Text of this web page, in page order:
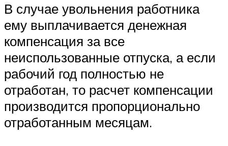
В случае увольнения работника
ему выплачивается денежная
компенсация за все
неиспользованные отпуска, а если
рабочий год полностью не
отработан, то расчет компенсации
производится пропорционально
отработанным месяцам.